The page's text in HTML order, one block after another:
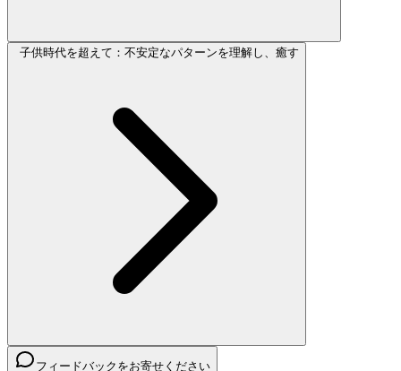
子供時代を超えて：不安定なパターンを理解し、癒す
フィードバックをお寄せください